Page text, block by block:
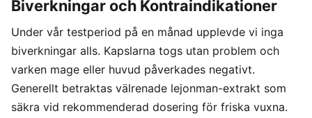
Biverkningar och Kontraindikationer
Under vår testperiod på en månad upplevde vi inga
biverkningar alls. Kapslarna togs utan problem och
varken mage eller huvud påverkades negativt.
Generellt betraktas välrenade lejonman-extrakt som
säkra vid rekommenderad dosering för friska vuxna.